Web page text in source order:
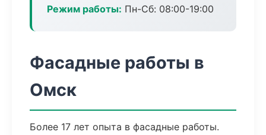
Режим работы: Пн-Сб: 08:00-19:00
Фасадные работы в
Омск
Более 17 лет опыта в фасадные работы.